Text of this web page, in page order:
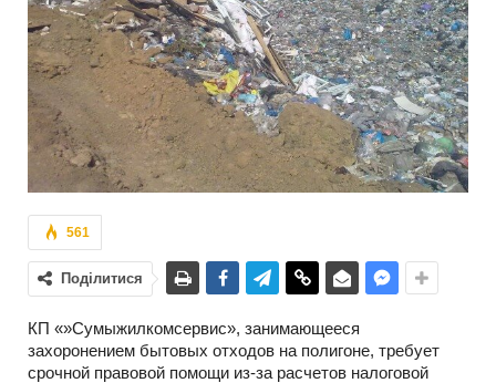
561
Поділитися
КП «»Сумыжилкомсервис», занимающееся
захоронением бытовых отходов на полигоне, требует
срочной правовой помощи из-за расчетов налоговой